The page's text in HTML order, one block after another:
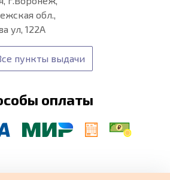
обл.,
ул, 122А
пункты выдачи
оплаты